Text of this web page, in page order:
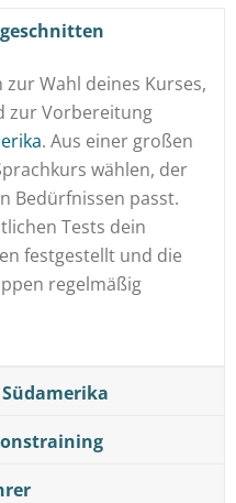
Wahl deines Kurses,
zur Vorbereitung
. Aus einer großen
wählen, der
Bedürfnissen passt.
Tests dein
festgestellt und die
regelmäßig